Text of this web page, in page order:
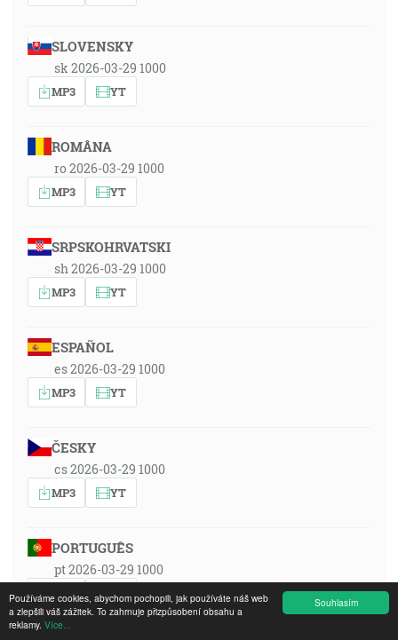
Souhlasím
Používáme cookies, abychom pochopili, jak používáte náš web
a zlepšili váš zážitek. To zahrnuje přizpůsobení obsahu a
reklamy. Více...
SLOVENSKY
sk 2026-03-29 1000
MP3 YT
ROMÂNA
ro 2026-03-29 1000
MP3 YT
SRPSKOHRVATSKI
sh 2026-03-29 1000
MP3 YT
ESPAÑOL
es 2026-03-29 1000
MP3 YT
ČESKY
cs 2026-03-29 1000
MP3 YT
PORTUGUÊS
pt 2026-03-29 1000
MP3 YT